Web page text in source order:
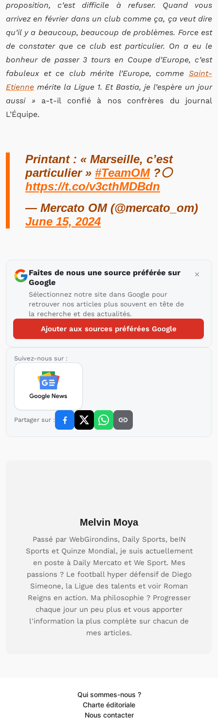
proposition, c’est difficile à refuser. Quand vous
arrivez en février dans un club comme ça, ça veut dire
qu’il y a beaucoup, beaucoup de problèmes. Force est
de constater que ce club est particulier. On a eu le
bonheur de passer 3 tours en Coupe d’Europe, c’est
fabuleux et ce club mérite l’Europe, comme Saint-
Etienne mérite la Ligue 1. Et Bastia, je l’espère un jour
aussi » a-t-il confié à nos confrères du journal
L’Équipe.
Printant : « Marseille, c’est
particulier » #TeamOM?⚪️
https://t.co/v3cthMDBdn
— Mercato OM (@mercato_om)
June 15, 2024
Faites de nous une source préférée sur
Google
Sélectionnez notre site dans Google pour
retrouver nos articles plus souvent en tête de
la recherche et des actualités.
Ajouter aux sources préférées Google
Suivez-nous sur :
Partager sur :
Melvin Moya
Passé par WebGirondins, Daily Sports, beIN
Sports et Quinze Mondial, je suis actuellement
en poste à Daily Mercato et We Sport. Mes
passions ? Le football hyper défensif de Diego
Simeone, la Ligue des talents et voir Roman
Reigns en action. Ma philosophie ? Progresser
chaque jour un peu plus et vous apporter
l'information la plus complète sur chacun de
mes articles.
Qui sommes-nous ?
Charte éditoriale
Nous contacter